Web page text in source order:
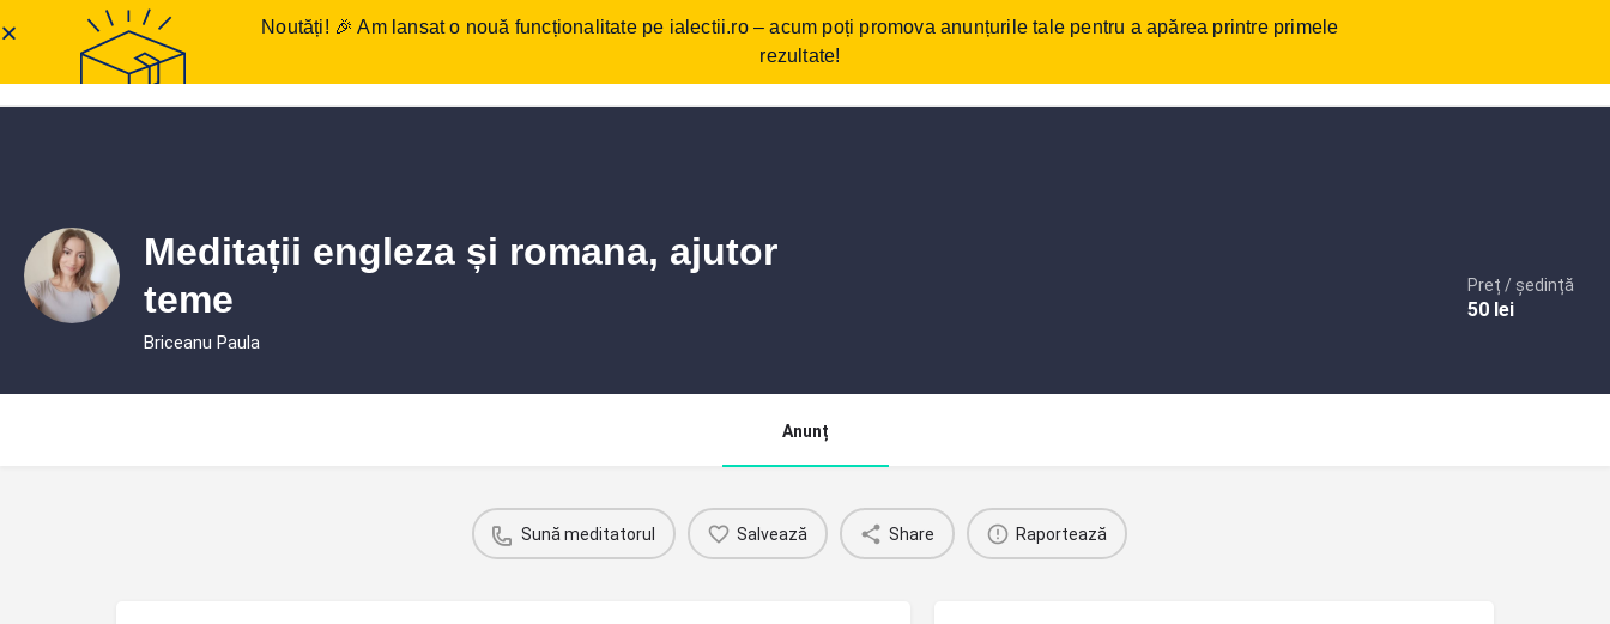
Cum funcționează?
Meditații engleza și romana, ajutor
teme
Briceanu Paula
Preț / ședință
50 lei
Anunț
Sună meditatorul Salvează Share Raportează
Noutăți! 🎉 Am lansat o nouă funcționalitate pe ialectii.ro – acum poți promova anunțurile tale pentru a apărea printre primele
rezultate!